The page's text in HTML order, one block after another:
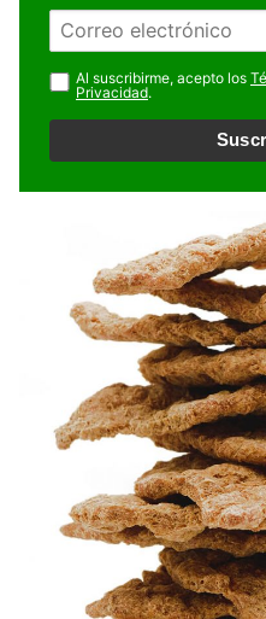
r
e
E
m
a
i
l
Al suscribirme, acepto los
Privacidad.